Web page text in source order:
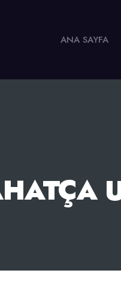
ANA SAYFA